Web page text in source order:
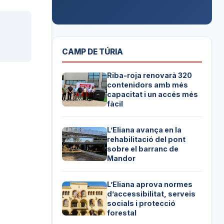
CAMP DE TÚRIA
Riba-roja renovarà 320
contenidors amb més
capacitat i un accés més
fàcil
L’Eliana avança en la
rehabilitació del pont
sobre el barranc de
Mandor
L’Eliana aprova normes
d’accessibilitat, serveis
socials i protecció
forestal